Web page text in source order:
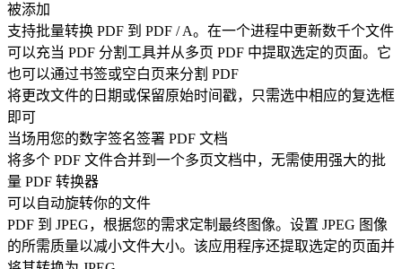
被添加
支持批量转换 PDF 到 PDF / A。在一个进程中更新数千个文件
可以充当 PDF 分割工具并从多页 PDF 中提取选定的页面。它
也可以通过书签或空白页来分割 PDF
将更改文件的日期或保留原始时间戳，只需选中相应的复选框
即可
当场用您的数字签名签署 PDF 文档
将多个 PDF 文件合并到一个多页文档中，无需使用强大的批
量 PDF 转换器
可以自动旋转你的文件
PDF 到 JPEG，根据您的需求定制最终图像。设置 JPEG 图像
的所需质量以减小文件大小。该应用程序还提取选定的页面并